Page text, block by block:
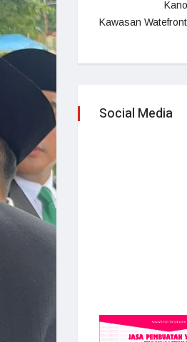
Kawasan Watefront
Social Media